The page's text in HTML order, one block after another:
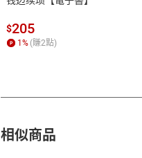
$205
1 % (賺2點)
相似商品